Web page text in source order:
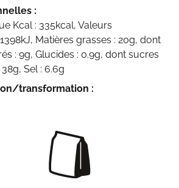
:
Kcal : 335kcal, Valeurs
Matières grasses : 20g, dont
: 9g, Glucides : 0.9g, dont sucres
Sel : 6.6g
transformation :